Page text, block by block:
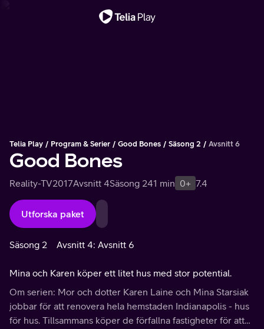
Telia Play Program & Serier Good Bones Säsong 2 Avsnitt 6
Good Bones
Reality-TV2017Avsnitt 4Säsong 241 min 0+ 7.4
Utforska paket
Säsong 2 Avsnitt 4: Avsnitt 6
Mina och Karen köper ett litet hus med stor potential.
Om serien: Mor och dotter Karen Laine och Mina Starsiak
jobbar för att renovera hela hemstaden Indianapolis - hus
för hus. Tillsammans köper de förfallna fastigheter för att